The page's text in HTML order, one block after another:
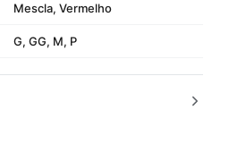
Mescla, Vermelho
G, GG, M, P